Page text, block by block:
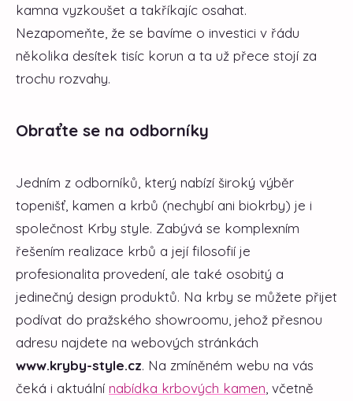
kamna vyzkoušet a takříkajíc osahat.
Nezapomeňte, že se bavíme o investici v řádu
několika desítek tisíc korun a ta už přece stojí za
trochu rozvahy.
Obraťte se na odborníky
Jedním z odborníků, který nabízí široký výběr
topenišť, kamen a krbů (nechybí ani biokrby) je i
společnost Krby style. Zabývá se komplexním
řešením realizace krbů a její filosofií je
profesionalita provedení, ale také osobitý a
jedinečný design produktů. Na krby se můžete přijet
podívat do pražského showroomu, jehož přesnou
adresu najdete na webových stránkách
www.kryby-style.cz. Na zmíněném webu na vás
čeká i aktuální nabídka krbových kamen , včetně